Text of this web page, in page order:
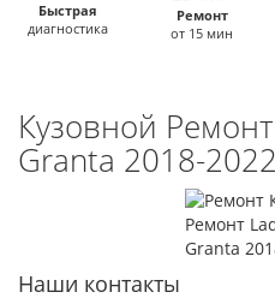
Быстрая
диагностика
Ремонт
от 15 мин
Кузовной
Granta 2018-
Наши контакты